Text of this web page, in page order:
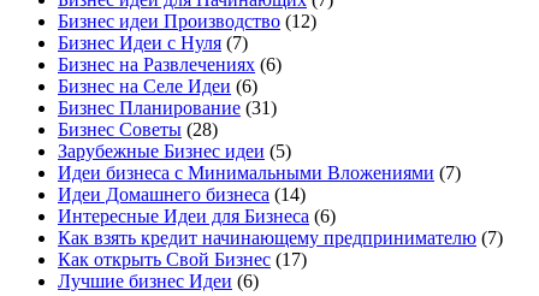
Бизнес идеи Производство (12)
Бизнес Идеи с Нуля (7)
Бизнес на Развлечениях (6)
Бизнес на Селе Идеи (6)
Бизнес Планирование (31)
Бизнес Советы (28)
Зарубежные Бизнес идеи (5)
Идеи бизнеса с Минимальными Вложениями (7)
Идеи Домашнего бизнеса (14)
Интересные Идеи для Бизнеса (6)
Как взять кредит начинающему предпринимателю (7)
Как открыть Свой Бизнес (17)
Лучшие бизнес Идеи (6)